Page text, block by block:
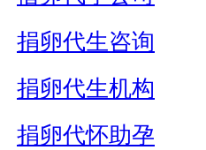
捐卵代生咨询
捐卵代生机构
捐卵代怀助孕